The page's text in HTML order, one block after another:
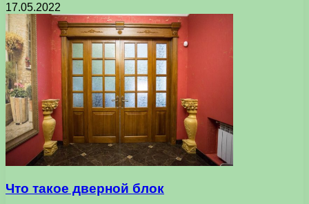
17.05.2022
Что такое дверной блок